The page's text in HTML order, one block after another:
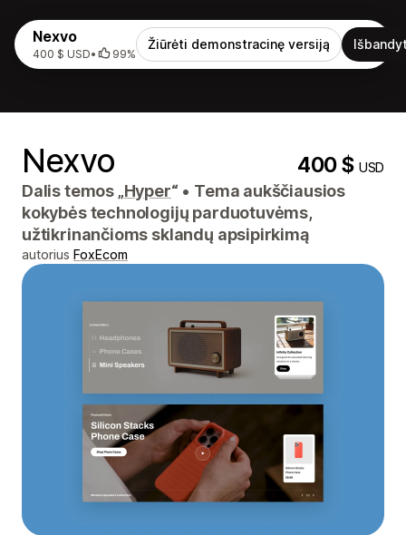
Nexvo
400 $ USD• 99%
Žiūrėti demonstracinę versiją
Nexvo 400 $USD
Dalis temos „Hyper“ • Tema aukščiausios
kokybės technologijų parduotuvėms,
užtikrinančioms sklandų apsipirkimą
autorius FoxEcom